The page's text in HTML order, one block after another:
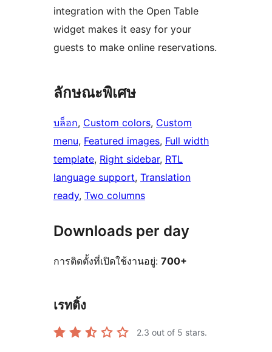
integration with the Open Table
widget makes it easy for your
guests to make online reservations.
ลักษณะพิเศษ
บล็อก, Custom colors, Custom
menu, Featured images, Full width
template, Right sidebar, RTL
language support, Translation
ready, Two columns
Downloads per day
การติดตั้งที่เปิดใช้งานอยู่: 700+
เรทติ้ง
2.3 out of 5 stars.